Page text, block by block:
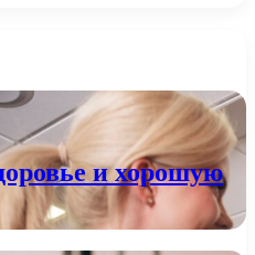
и хорошую